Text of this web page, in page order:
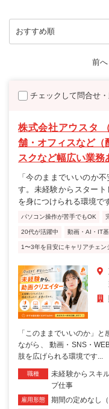
前へ
チェックして問合せ
株式会社アウスタ
舗・オフィスなど
スクなど幅広い業務
「今のままでいいのか
す。未経験からスター
を身につけられる環境で
パソコン操作が苦手でもOK
20代が活躍中 動画・AI・IT
1〜3年を目安にキャリアチェン
「このままでいいのか」
ながら、 動画・SNS・
肢を広げられる環境です...
職種
未経験からスキ
プ仕事
雇用形態 期間の定めなし